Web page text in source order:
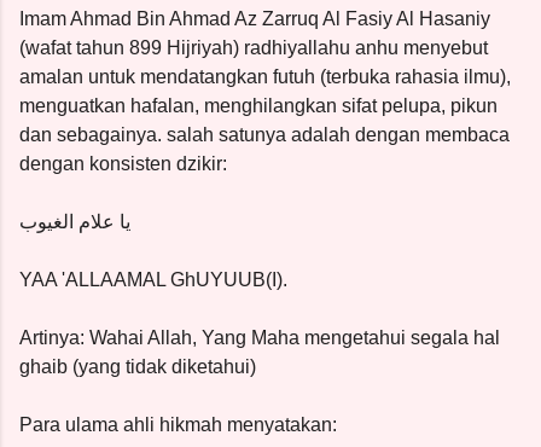
Imam Ahmad Bin Ahmad Az Zarruq Al Fasiy Al Hasaniy
(wafat tahun 899 Hijriyah) radhiyallahu anhu menyebut
amalan untuk mendatangkan futuh (terbuka rahasia ilmu),
menguatkan hafalan, menghilangkan sifat pelupa, pikun
dan sebagainya. salah satunya adalah dengan membaca
dengan konsisten dzikir:
يا علام الغيوب
YAA 'ALLAAMAL GhUYUUB(I).
Artinya: Wahai Allah, Yang Maha mengetahui segala hal
ghaib (yang tidak diketahui)
Para ulama ahli hikmah menyatakan: